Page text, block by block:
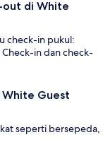
out di White
check-in pukul:
in dan check-
White Guest
seperti bersepeda,